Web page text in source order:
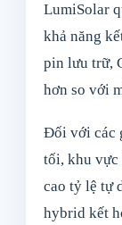
LumiSolar
khả năng
pin lưu trữ,
hơn so với
Đối với các
tối, khu vực
cao tỷ lệ tự
hybrid kết